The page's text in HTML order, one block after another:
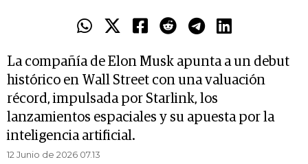
La compañía de Elon Musk apunta a un debut
histórico en Wall Street con una valuación
récord, impulsada por Starlink, los
lanzamientos espaciales y su apuesta por la
inteligencia artificial.
12 Junio de 2026 07.13